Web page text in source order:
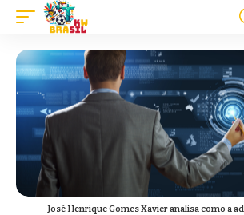
José Henrique Gomes Xavier analisa como a